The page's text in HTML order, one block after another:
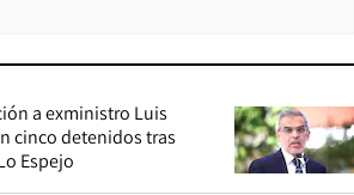
a exministro Luis
cinco detenidos tras
Espejo